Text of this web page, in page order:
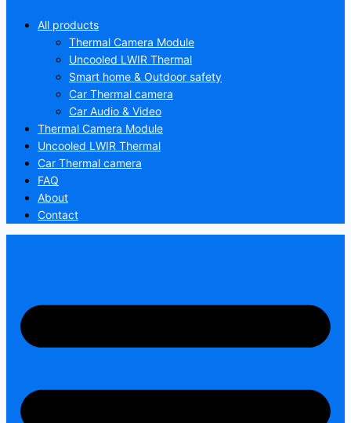
All products
Thermal Camera Module
Uncooled LWIR Thermal
Smart home & Outdoor safety
Car Thermal camera
Car Audio & Video
Thermal Camera Module
Uncooled LWIR Thermal
Car Thermal camera
FAQ
About
Contact